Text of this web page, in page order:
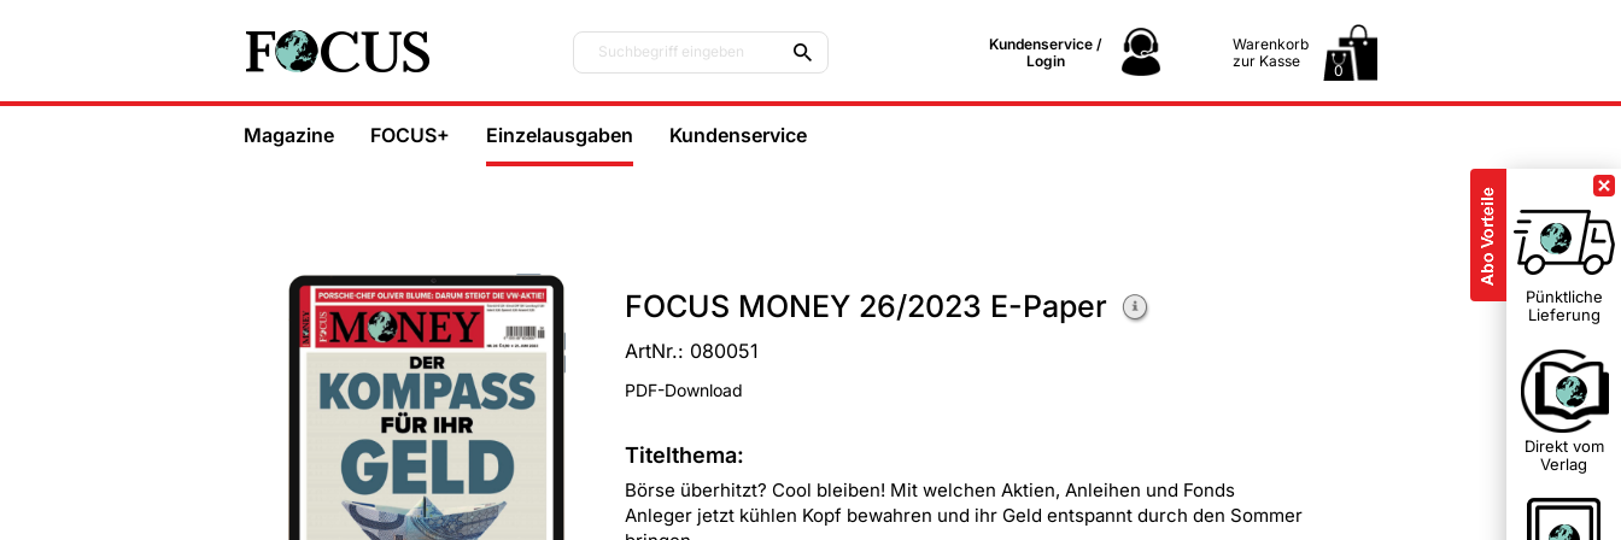
Magazine FOCUS+ Einzelausgaben Kundenservice
Warenkorb
zur Kasse
0
Kundenservice /
Login
Suchbegriff eingeben
FOCUS MONEY 26/2023 E-Paper
ArtNr.: 080051
PDF-Download
Titelthema:
Börse überhitzt? Cool bleiben! Mit welchen Aktien, Anleihen und Fonds
Anleger jetzt kühlen Kopf bewahren und ihr Geld entspannt durch den Sommer
Pünktliche
Lieferung
Direkt vom
Verlag